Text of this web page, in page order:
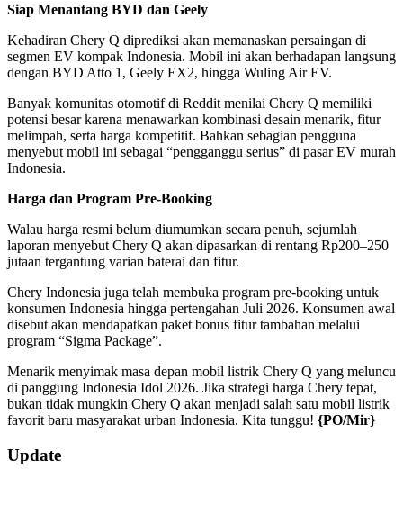
Siap Menantang BYD dan Geely
Kehadiran Chery Q diprediksi akan memanaskan persaingan di
segmen EV kompak Indonesia. Mobil ini akan berhadapan langsung
dengan BYD Atto 1, Geely EX2, hingga Wuling Air EV.
Banyak komunitas otomotif di Reddit menilai Chery Q memiliki
potensi besar karena menawarkan kombinasi desain menarik, fitur
melimpah, serta harga kompetitif. Bahkan sebagian pengguna
menyebut mobil ini sebagai “pengganggu serius” di pasar EV murah
Indonesia.
Harga dan Program Pre-Booking
Walau harga resmi belum diumumkan secara penuh, sejumlah
laporan menyebut Chery Q akan dipasarkan di rentang Rp200–250
jutaan tergantung varian baterai dan fitur.
Chery Indonesia juga telah membuka program pre-booking untuk
konsumen Indonesia hingga pertengahan Juli 2026. Konsumen awal
disebut akan mendapatkan paket bonus fitur tambahan melalui
program “Sigma Package”.
Menarik menyimak masa depan mobil listrik Chery Q yang meluncu
di panggung Indonesia Idol 2026. Jika strategi harga Chery tepat,
bukan tidak mungkin Chery Q akan menjadi salah satu mobil listrik
favorit baru masyarakat urban Indonesia. Kita tunggu! {PO/Mir}
2026-
05-
Update